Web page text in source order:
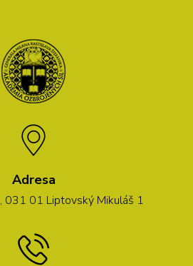
Adresa
031 01 Liptovský Mikuláš 1